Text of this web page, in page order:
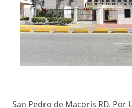
San Pedro de Macorís RD. Por